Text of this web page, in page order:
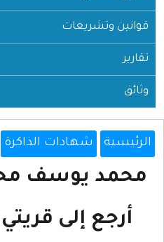
قوانين وتشريعات
تقارير
وثائق
الرئيسية شهادات الذاكرة
محمد يوسف
أرجع إلى